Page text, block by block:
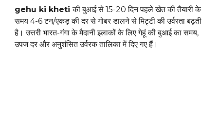
gehu ki khetiकी बुआई से 15-20 दिन पहले खेत की तैयारी के
समय 4-6 टन/एकड़ की दर से गोबर डालने से मिट्टी की उर्वरता बढ़ती
है। उत्तरी भारत-गंगा के मैदानी इलाकों के लिए गेहूं की बुआई का समय,
उपज दर और अनुशंसित उर्वरक तालिका में दिए गए हैं।